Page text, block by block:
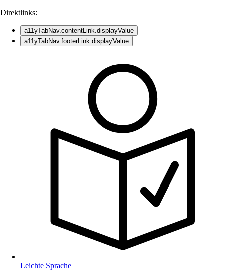
Direktlinks:
a11yTabNav.contentLink.displayValue
a11yTabNav.footerLink.displayValue
Leichte Sprache